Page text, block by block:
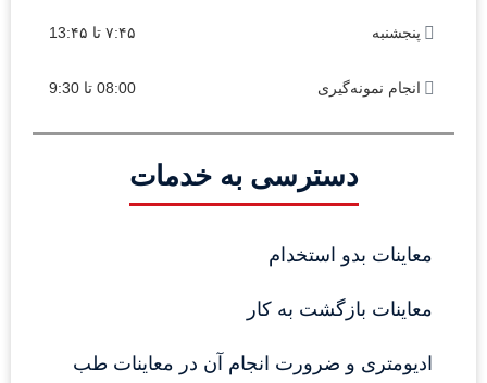
پنجشنبه ۷:۴۵ تا 13:۴۵
انجام نمونه‌گیری 08:00 تا 9:30
دسترسی به خدمات
معاینات بدو استخدام
معاینات بازگشت به کار
ادیومتری و ضرورت انجام آن در معاینات طب